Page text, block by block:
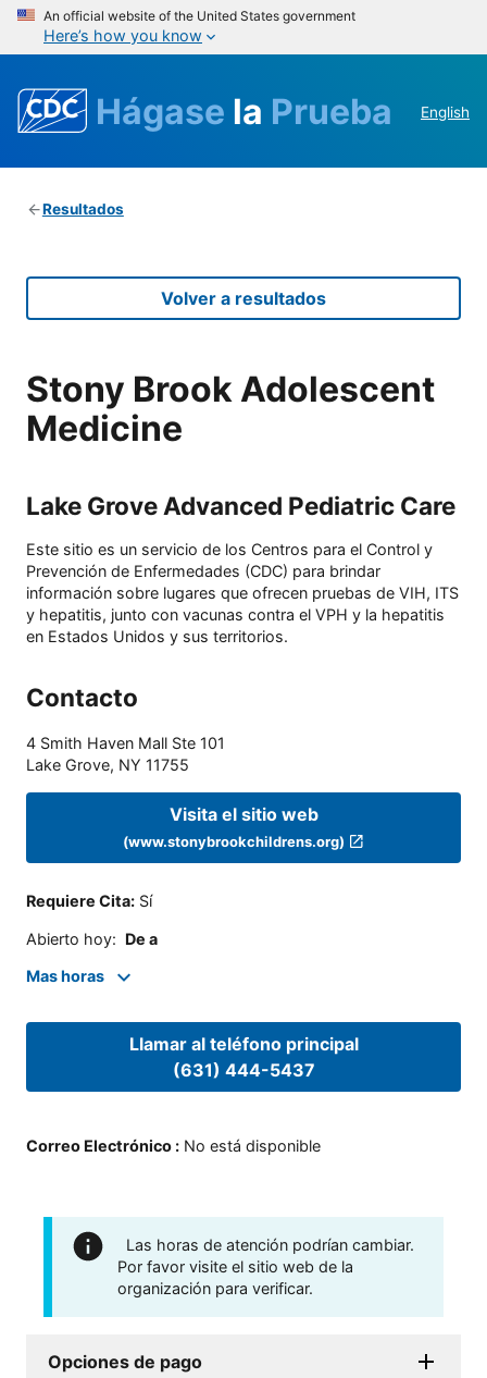
An official website of the United States government
Here’s how you know
Hágase la Prueba English
Resultados
Volver a resultados
Stony Brook Adolescent
Medicine
Lake Grove Advanced Pediatric Care
Este sitio es un servicio de los Centros para el Control y
Prevención de Enfermedades (CDC) para brindar
información sobre lugares que ofrecen pruebas de VIH, ITS
y hepatitis, junto con vacunas contra el VPH y la hepatitis
en Estados Unidos y sus territorios.
Contacto
4 Smith Haven Mall Ste 101
Lake Grove, NY 11755
Visita el sitio web
(www.stonybrookchildrens.org)
Requiere Cita: Sí
Abierto hoy: De a
Mas horas
Llamar al teléfono principal
(631) 444-5437
Correo Electrónico : No está disponible
Las horas de atención podrían cambiar.
Por favor visite el sitio web de la
organización para verificar.
Opciones de pago